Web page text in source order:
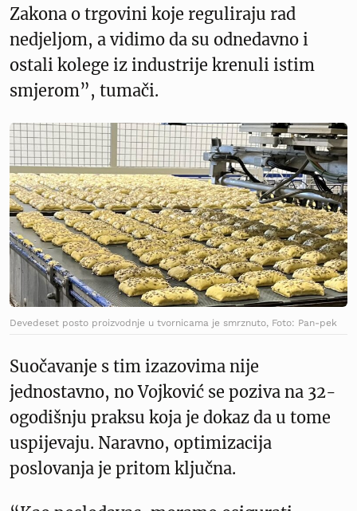
Zakona o trgovini koje reguliraju rad
nedjeljom, a vidimo da su odnedavno i
ostali kolege iz industrije krenuli istim
smjerom”, tumači.
Devedeset posto proizvodnje u tvornicama je smrznuto, Foto: Pan-pek
Suočavanje s tim izazovima nije
jednostavno, no Vojković se poziva na 32-
ogodišnju praksu koja je dokaz da u tome
uspijevaju. Naravno, optimizacija
poslovanja je pritom ključna.